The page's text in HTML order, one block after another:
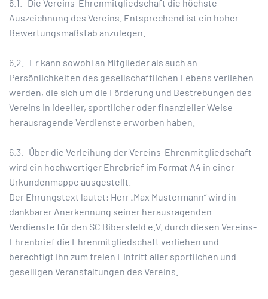
6.1. Die Vereins-Ehrenmitgliedschaft die höchste
Auszeichnung des Vereins. Entsprechend ist ein hoher
Bewertungsmaßstab anzulegen.
6.2. Er kann sowohl an Mitglieder als auch an
Persönlichkeiten des gesellschaftlichen Lebens verliehen
werden, die sich um die Förderung und Bestrebungen des
Vereins in ideeller, sportlicher oder finanzieller Weise
herausragende Verdienste erworben haben.
6.3. Über die Verleihung der Vereins-Ehrenmitgliedschaft
wird ein hochwertiger Ehrebrief im Format A4 in einer
Urkundenmappe ausgestellt.
Der Ehrungstext lautet: Herr „Max Mustermann“ wird in
dankbarer Anerkennung seiner herausragenden
Verdienste für den SC Bibersfeld e.V. durch diesen Vereins-
Ehrenbrief die Ehrenmitgliedschaft verliehen und
berechtigt ihn zum freien Eintritt aller sportlichen und
geselligen Veranstaltungen des Vereins.